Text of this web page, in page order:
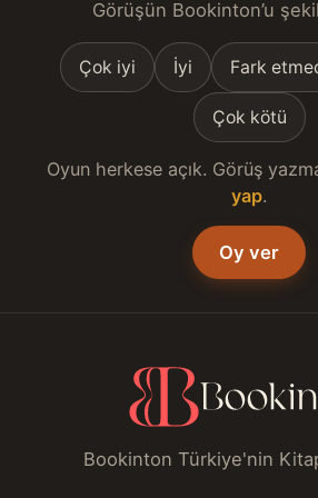
Görüşün Bookinton’u
Çok iyi İyi Fark
Çok kötü
Oyun herkese açık. Görüş
yap.
Oy ver
Bookinton Türkiye'nin